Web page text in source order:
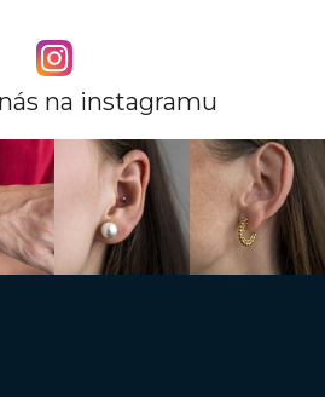
c
í
p
v
k
y
v
ý
p
i
á
n
na instagramu